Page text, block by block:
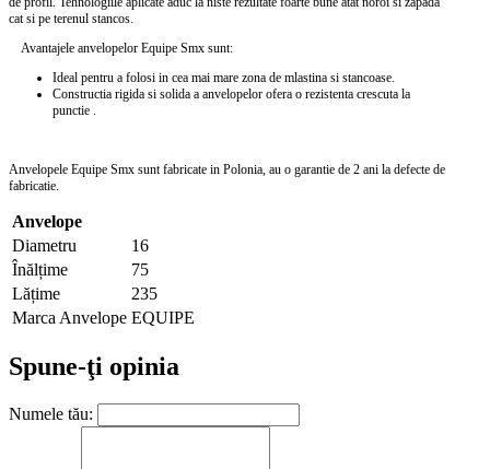
cat si pe terenul stancos.
Avantajele anvelopelor Equipe Smx sunt:
Ideal pentru a folosi in cea mai mare zona de mlastina si stancoase.
Constructia rigida si solida a anvelopelor ofera o rezistenta crescuta la
punctie .
Anvelopele Equipe Smx sunt fabricate in Polonia, au o garantie de 2 ani la defecte de
fabricatie.
Anvelope
Diametru
16
Înălțime
75
Lățime
235
Marca Anvelope EQUIPE
Spune-ţi opinia
Numele tău: